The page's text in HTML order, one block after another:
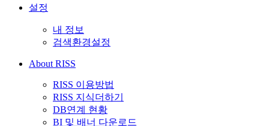
설정
내 정보
검색환경설정
About RISS
RISS 이용방법
RISS 지식더하기
DB연계 현황
BI 및 배너 다운로드